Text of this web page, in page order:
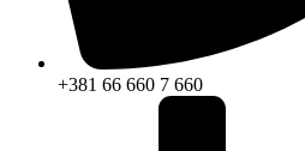
+381 66 660 7 660